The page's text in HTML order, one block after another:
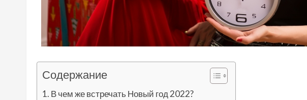
Содержание
В чем же встречать Новый год 2022?